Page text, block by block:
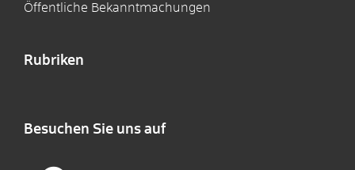
Öffentliche Bekanntmachungen
Rubriken
Besuchen Sie uns auf